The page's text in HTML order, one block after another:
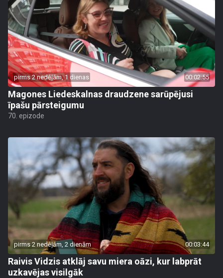
pirms 2 nedēļām, 1 dienas 00:02:55
Magones Liedeskalnas draudzene sarūpējusi
īpašu pārsteigumu
70. epizode
pirms 2 nedēļām, 2 dienām 00:03:44
Raivis Vidzis atklāj savu miera oāzi, kur labprāt
uzkavējas visilgāk